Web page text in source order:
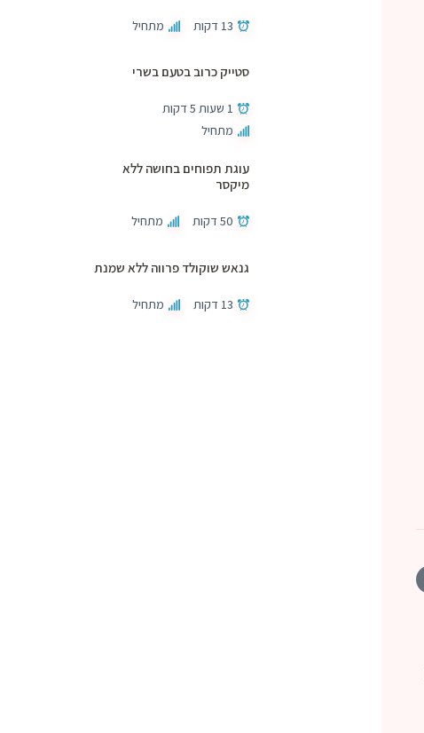
13 דקות מתחיל
סטייק כרוב בטעם בשרי
1 שעות 5 דקות
מתחיל
עוגת תפוחים בחושה ללא
מיקסר
50 דקות מתחיל
גנאש שוקולד פרווה ללא שמנת
13 דקות מתחיל